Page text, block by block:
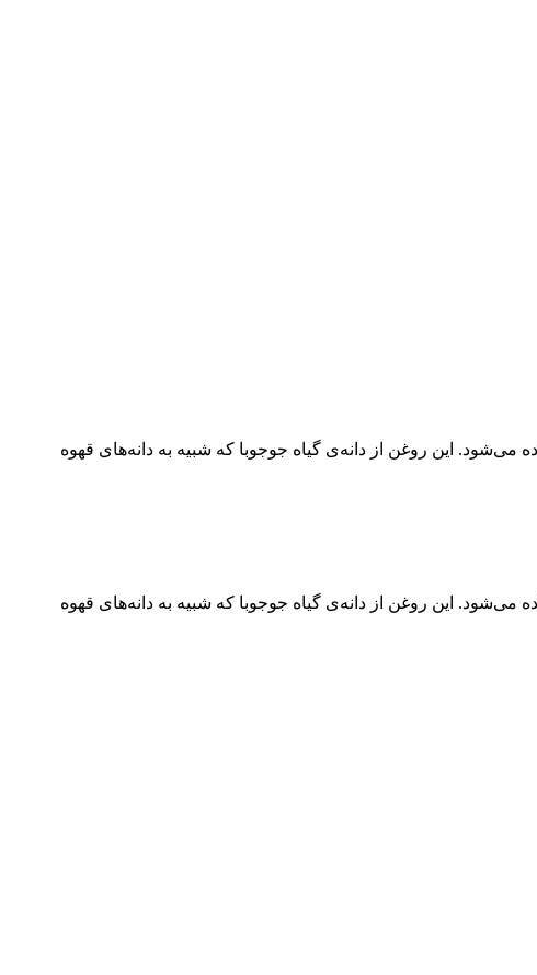
می‌شود. این روغن از دانه‌ی گیاه جوجوبا که شبیه به دانه‌های قهوه
می‌شود. این روغن از دانه‌ی گیاه جوجوبا که شبیه به دانه‌های قهوه